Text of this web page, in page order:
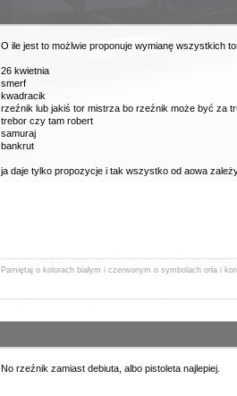
O ile jest to możlwie proponuje wymianę wszystkich
26 kwietnia
smerf
kwadracik
rzeźnik lub jakiś tor mistrza bo rzeźnik może być za
trebor czy tam robert
samuraj
bankrut
ja daje tylko propozycje i tak wszystko od aowa
Pamiętaj o kolorach białym i czerwonym o symbolach orła i
No rzeźnik zamiast debiuta, albo pistoleta najlepiej.